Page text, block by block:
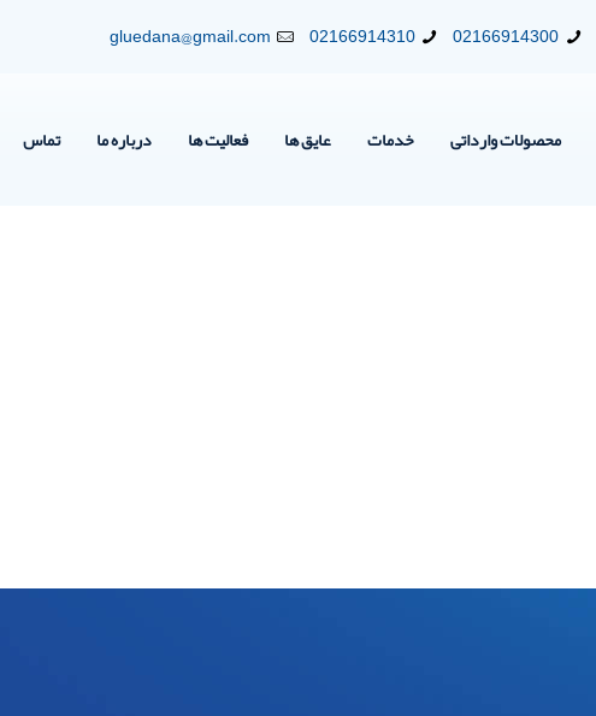
02166914300
02166914310
gluedana@gmail.com
محصولات وارداتی خدمات عایق ها فعالیت ها درباره ما تماس